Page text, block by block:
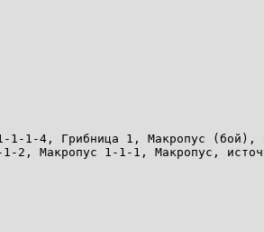
1-1-4, Грибница 1, Макропус (бой),
2, Макропус 1-1-1, Макропус,